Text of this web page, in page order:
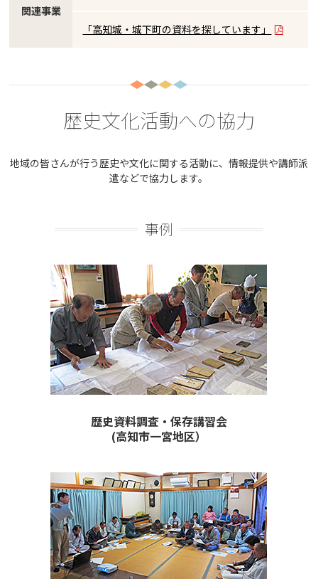
関連事業
「高知城・城下町の資料を探しています」
歴史文化活動への協力
地域の皆さんが行う歴史や文化に関する活動に、情報提供や講師派
遣などで協力します。
事例
歴史資料調査・保存講習会
(高知市一宮地区）